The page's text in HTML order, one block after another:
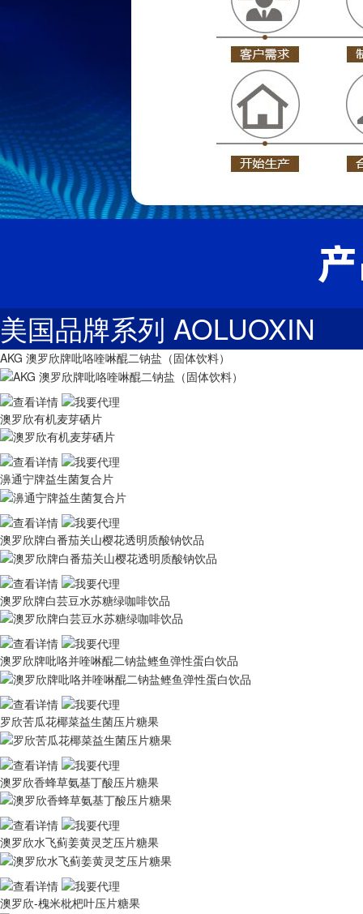
美国品牌系列 AOLUOXIN
AKG 澳罗欣牌吡咯喹啉醌二钠盐（固体饮料）
澳罗欣有机麦芽硒片
濞通宁牌益生菌复合片
澳罗欣牌白番茄关山樱花透明质酸钠饮品
澳罗欣牌白芸豆水苏糖绿咖啡饮品
澳罗欣牌吡咯并喹啉醌二钠盐鲣鱼弹性蛋白饮品
罗欣苦瓜花椰菜益生菌压片糖果
澳罗欣香蜂草氨基丁酸压片糖果
澳罗欣水飞蓟姜黄灵芝压片糖果
澳罗欣-槐米枇杷叶压片糖果